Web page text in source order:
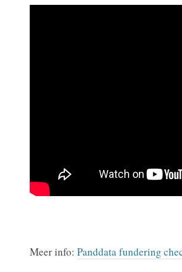
Meer info: Panddata fundering